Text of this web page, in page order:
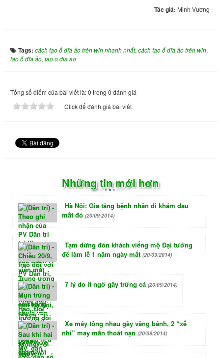
Tác giả: Minh Vương
Tags: cách tạo ổ đĩa ảo trên win nhanh nhất, cách tạo ổ đĩa ảo trên win,
tạo ổ đĩa ảo, tao o dia ao
Tổng số điểm của bài viết là: 0 trong 0 đánh giá
Click để đánh giá bài viết
Những tin mới hơn
Hà Nội: Gia tăng bệnh nhân đi khám đau
mắt đỏ (20/09/2014)
Tạm dừng đón khách viếng mộ Đại tướng
để làm lễ 1 năm ngày mất (20/09/2014)
7 lý do ít ngờ gây trứng cá (20/09/2014)
Xe máy tông nhau gãy văng bánh, 2 “xế
nhí” may mắn thoát nạn (20/09/2014)